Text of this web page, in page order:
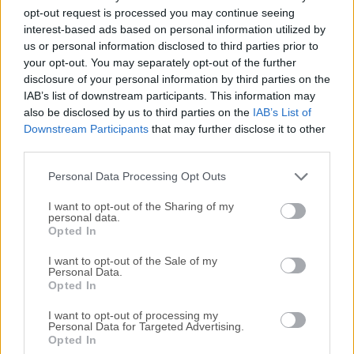
opt-out request is processed you may continue seeing
interest-based ads based on personal information utilized by
us or personal information disclosed to third parties prior to
your opt-out. You may separately opt-out of the further
disclosure of your personal information by third parties on the
IAB’s list of downstream participants. This information may
also be disclosed by us to third parties on the IAB’s List of
Downstream Participants that may further disclose it to other
Personal Data Processing Opt Outs
I want to opt-out of the Sharing of my
personal data.
Opted In
I want to opt-out of the Sale of my
Personal Data.
Opted In
I want to opt-out of processing my
Personal Data for Targeted Advertising.
Opted In
otros formatos
Reason 14.0.2
07 de julio de 2026 -Demo
El software de grabación con todo lo necesario para
crear música
Remote Desktop Manager Enterprise
2026.2.17.0
Una aplicación para gestionar todas tus conexiones
remotas
TunnelBear 4.18.3.0
15 de julio de 2026 - 180 MB -
Acceso simple, privado, gratis a la Internet global que
amas